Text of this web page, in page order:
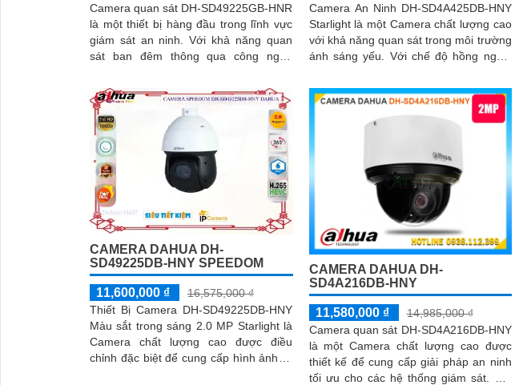
Camera quan sát DH-SD49225GB-HNR
là một thiết bị hàng đầu trong lĩnh vực
giám sát an ninh. Với khả năng quan
sát ban đêm thông qua công nghệ
ảnh rõ nét trong khoảng cách 100m
Camera An Ninh DH-SD4A425DB-HNY
Starlight là một Camera chất lượng cao
với khả năng quan sát trong môi trường
ánh sáng yếu. Với chế độ hồng ngoại
cả ban đêm một cách rõ ràng
CAMERA DAHUA DH-
SD49225DB-HNY SPEEDOM
11,600,000 ₫
16,575,000 ₫
Thiết Bị Camera DH-SD49225DB-HNY
Màu sắt trong sáng 2.0 MP Starlight là
Camera chất lượng cao được điều
chỉnh đặc biệt để cung cấp hình ảnh rõ
CAMERA DAHUA DH-
SD4A216DB-HNY
11,580,000 ₫
14,985,000 ₫
Camera quan sát DH-SD4A216DB-HNY
là một Camera chất lượng cao được
thiết kế để cung cấp giải pháp an ninh
tối ưu cho các hệ thống giám sát. Với